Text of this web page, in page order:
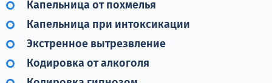
Капельница от похмелья
Капельница при интоксикации
Экстренное вытрезвление
Кодировка от алкоголя